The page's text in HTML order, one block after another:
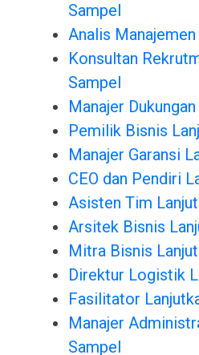
Sampel
Analis
Konsultan
Sampel
Manajer
Pemilik Bisnis
Manajer Garansi
CEO dan Pendiri
Asisten Tim
Arsitek Bisnis
Mitra Bisnis
Direktur Logistik
Fasilitator
Manajer
Sampel